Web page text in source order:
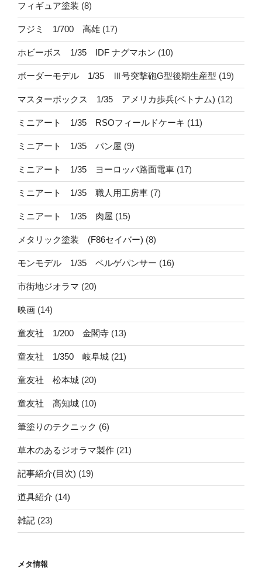
フィギュア塗装 (8)
フジミ 1/700 高雄 (17)
ホビーボス 1/35 IDF ナグマホン (10)
ボーダーモデル 1/35 Ⅲ号突撃砲G型後期生産型 (19)
マスターボックス 1/35 アメリカ歩兵(ベトナム) (12)
ミニアート 1/35 RSOフィールドケーキ (11)
ミニアート 1/35 パン屋 (9)
ミニアート 1/35 ヨーロッパ路面電車 (17)
ミニアート 1/35 職人用工房車 (7)
ミニアート 1/35 肉屋 (15)
メタリック塗装 (F86セイバー) (8)
モンモデル 1/35 ベルゲパンサー (16)
市街地ジオラマ (20)
映画 (14)
童友社 1/200 金閣寺 (13)
童友社 1/350 岐阜城 (21)
童友社 松本城 (20)
童友社 高知城 (10)
筆塗りのテクニック (6)
草木のあるジオラマ製作 (21)
記事紹介(目次) (19)
道具紹介 (14)
雑記 (23)
メタ情報